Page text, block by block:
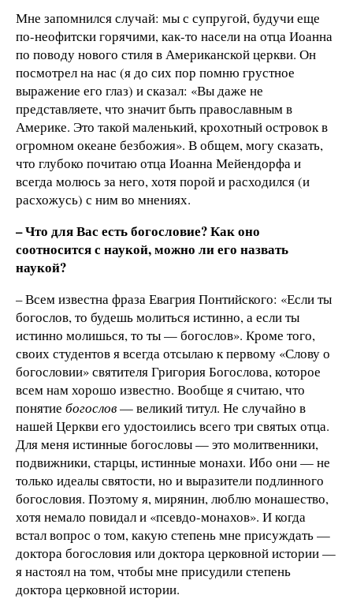
Мне запомнился случай: мы с супругой, будучи еще
по-неофитски горячими, как-то насели на отца Иоанна
по поводу нового стиля в Американской церкви. Он
посмотрел на нас (я до сих пор помню грустное
выражение его глаз) и сказал: «Вы даже не
представляете, что значит быть православным в
Америке. Это такой маленький, крохотный островок в
огромном океане безбожия». В общем, могу сказать,
что глубоко почитаю отца Иоанна Мейендорфа и
всегда молюсь за него, хотя порой и расходился (и
расхожусь) с ним во мнениях.
– Что для Вас есть богословие? Как оно
соотносится с наукой, можно ли его назвать
наукой?
– Всем известна фраза Евагрия Понтийского: «Если ты
богослов, то будешь молиться истинно, а если ты
истинно молишься, то ты — богослов». Кроме того,
своих студентов я всегда отсылаю к первому «Слову о
богословии» святителя Григория Богослова, которое
всем нам хорошо известно. Вообще я считаю, что
понятие богослов— великий титул. Не случайно в
нашей Церкви его удостоились всего три святых отца.
Для меня истинные богословы — это молитвенники,
подвижники, старцы, истинные монахи. Ибо они — не
только идеалы святости, но и выразители подлинного
богословия. Поэтому я, мирянин, люблю монашество,
хотя немало повидал и «псевдо-монахов». И когда
встал вопрос о том, какую степень мне присуждать —
доктора богословия или доктора церковной истории —
я настоял на том, чтобы мне присудили степень
доктора церковной истории.